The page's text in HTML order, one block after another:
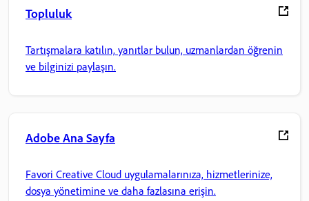
Topluluk
Tartışmalara katılın, yanıtlar bulun, uzmanlardan öğrenin
ve bilginizi paylaşın.
Adobe Ana Sayfa
Favori Creative Cloud uygulamalarınıza, hizmetlerinize,
dosya yönetimine ve daha fazlasına erişin.